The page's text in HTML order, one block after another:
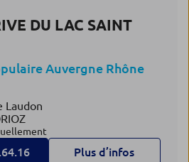
DU LAC SAINT
Auvergne Rhône
Laudon
Plus d’infos